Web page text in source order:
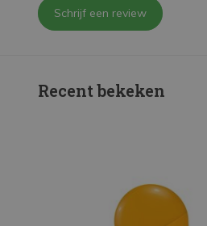
Schrijf een review
Recent bekeken